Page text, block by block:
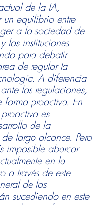
de la IA,
un equilibrio entre
a la sociedad de
las instituciones
para debatir
de regular la
A diferencia
las regulaciones,
forma proactiva. En
es
de la
largo alcance. Pero
imposible abarcar
en la
a través de este
de las
sucediendo en este